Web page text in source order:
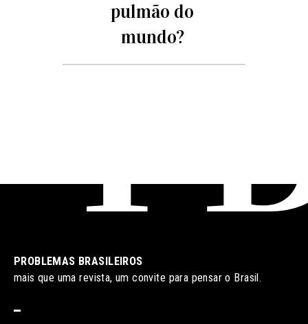
pulmão do
mundo?
PROBLEMAS BRASILEIROS
mais que uma revista, um convite para pensar o Brasil.